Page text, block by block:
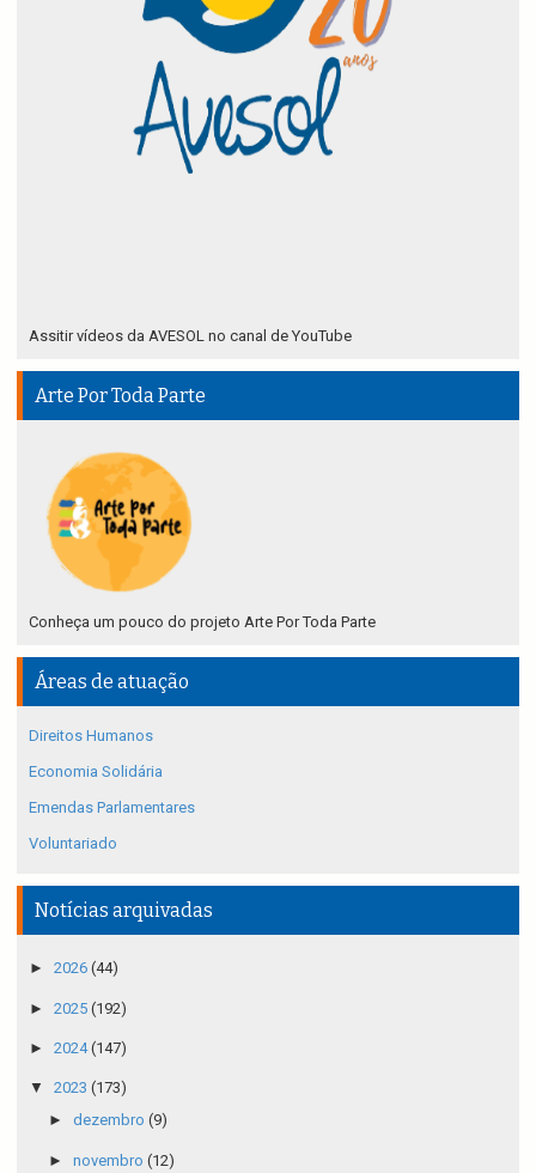
Assitir vídeos da AVESOL no canal de YouTube
Arte Por Toda Parte
Conheça um pouco do projeto Arte Por Toda Parte
Áreas de atuação
Direitos Humanos
Economia Solidária
Emendas Parlamentares
Voluntariado
Notícias arquivadas
► 2026 (44)
► 2025 (192)
► 2024(147)
▼ 2023 (173)
► dezembro (9)
► novembro (12)